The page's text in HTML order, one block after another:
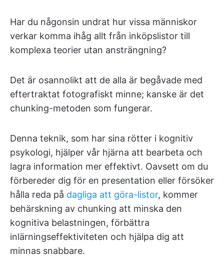
Har du någonsin undrat hur vissa människor
verkar komma ihåg allt från inköpslistor till
komplexa teorier utan ansträngning?
Det är osannolikt att de alla är begåvade med
eftertraktat fotografiskt minne; kanske är det
chunking-metoden som fungerar.
Denna teknik, som har sina rötter i kognitiv
psykologi, hjälper vår hjärna att bearbeta och
lagra information mer effektivt. Oavsett om du
förbereder dig för en presentation eller försöker
hålla reda på dagliga att göra-listor, kommer
behärskning av chunking att minska den
kognitiva belastningen, förbättra
inlärningseffektiviteten och hjälpa dig att
minnas snabbare.